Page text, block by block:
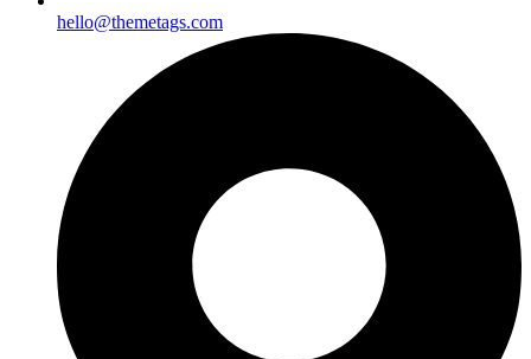
hello@themetags.com